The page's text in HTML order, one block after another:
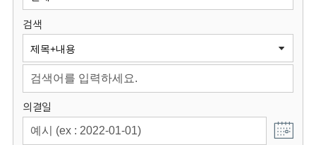
원
회
검색
의결일